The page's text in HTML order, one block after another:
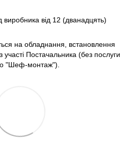
виробника від 12 (дванадцять)
на обладнання, встановлення
Постачальника (без послуги
"Шеф-монтаж").